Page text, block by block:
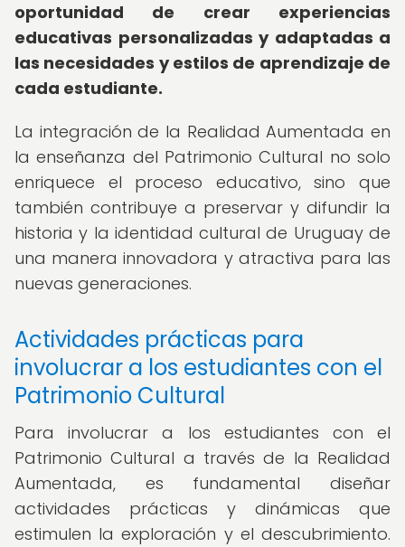
oportunidad de crear experiencias
educativas personalizadas y adaptadas a
las necesidades y estilos de aprendizaje de
cada estudiante.
La integración de la Realidad Aumentada en
la enseñanza del Patrimonio Cultural no solo
enriquece el proceso educativo, sino que
también contribuye a preservar y difundir la
historia y la identidad cultural de Uruguay de
una manera innovadora y atractiva para las
nuevas generaciones.
Actividades prácticas para
involucrar a los estudiantes con el
Patrimonio Cultural
Para involucrar a los estudiantes con el
Patrimonio Cultural a través de la Realidad
Aumentada, es fundamental diseñar
actividades prácticas y dinámicas que
estimulen la exploración y el descubrimiento.